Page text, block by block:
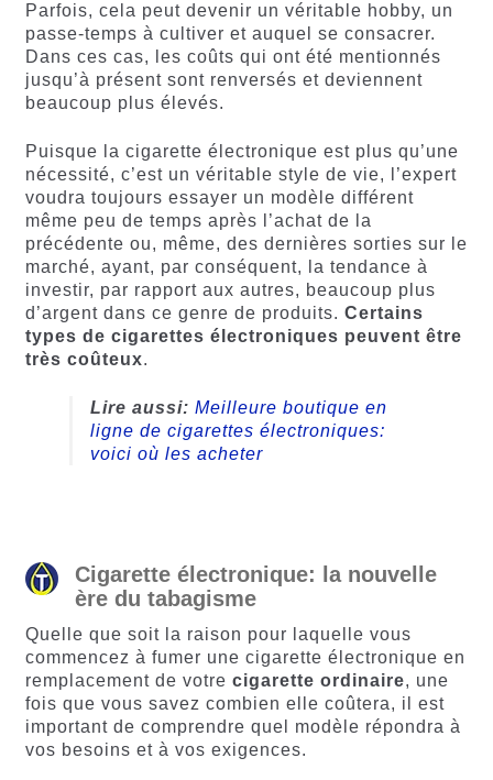
Parfois, cela peut devenir un véritable hobby, un
passe-temps à cultiver et auquel se consacrer.
Dans ces cas, les coûts qui ont été mentionnés
jusqu’à présent sont renversés et deviennent
beaucoup plus élevés.
Puisque la cigarette électronique est plus qu’une
nécessité, c’est un véritable style de vie, l’expert
voudra toujours essayer un modèle différent
même peu de temps après l’achat de la
précédente ou, même, des dernières sorties sur le
marché, ayant, par conséquent, la tendance à
investir, par rapport aux autres, beaucoup plus
d’argent dans ce genre de produits. Certains
types de cigarettes électroniques peuvent être
très coûteux.
Lire aussi: Meilleure boutique en
ligne de cigarettes électroniques:
voici où les acheter
Cigarette électronique: la nouvelle
ère du tabagisme
Quelle que soit la raison pour laquelle vous
commencez à fumer une cigarette électronique en
remplacement de votre cigarette ordinaire, une
fois que vous savez combien elle coûtera, il est
important de comprendre quel modèle répondra à
vos besoins et à vos exigences.